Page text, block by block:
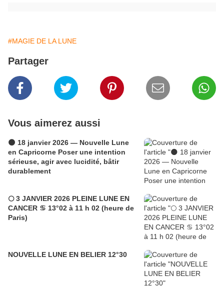
#MAGIE DE LA LUNE
Partager
Vous aimerez aussi
🌑 18 janvier 2026 — Nouvelle Lune
en Capricorne Poser une intention
sérieuse, agir avec lucidité, bâtir
durablement
🌕 3 JANVIER 2026 PLEINE LUNE EN
CANCER ♋ 13°02 à 11 h 02 (heure de
Paris)
NOUVELLE LUNE EN BELIER 12°30